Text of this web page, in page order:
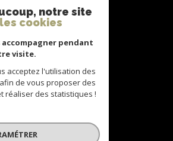
sélectionner
imprimer
biens peuvent vous
notre site
cookies
pendant
visite.
acceptez l'utilisation des
de vous proposer des
réaliser des statistiques !